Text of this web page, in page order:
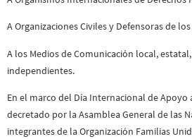
A Organizaciones Civiles y Defensoras de
A los Medios de Comunicación local,
independientes.
En el marco del Día Internacional de Apoyo
decretado por la Asamblea General de las
integrantes de la Organización Familias